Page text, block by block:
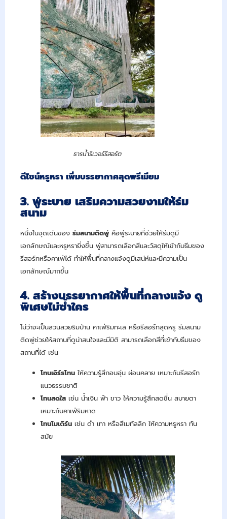
ธารน้ำริเวอร์รีสอร์ต
ดีไซน์หรูหรา เพิ่มบรรยากาศสุดพรีเมียม
3. พู่ระบาย เสริมความสวยงามให้ร่ม
สนาม
หนึ่งในจุดเด่นของร่มสนามติดพู่ คือพู่ระบายที่ช่วยให้ร่มดูมี
เอกลักษณ์และหรูหรายิ่งขึ้น พู่สามารถเลือกสีและวัสดุให้เข้ากับธีมของ
รีสอร์ทหรือคาเฟ่ได้ ทำให้พื้นที่กลางแจ้งดูมีเสน่ห์และมีความเป็น
เอกลักษณ์มากขึ้น
4. สร้างบรรยากาศให้พื้นที่กลางแจ้ง ดู
พิเศษไม่ซ้ำใคร
ไม่ว่าจะเป็นสวนสวยริมบ้าน คาเฟ่ริมทะเล หรือรีสอร์ทสุดหรู ร่มสนาม
ติดพู่ช่วยให้สถานที่ดูน่าสนใจและมีมิติ สามารถเลือกสีที่เข้ากับธีมของ
สถานที่ได้ เช่น
โทนเอิร์ธโทน ให้ความรู้สึกอบอุ่น ผ่อนคลาย เหมาะกับรีสอร์ท
แนวธรรมชาติ
โทนสดใส เช่น น้ำเงิน ฟ้า ขาว ให้ความรู้สึกสดชื่น สบายตา
เหมาะกับคาเฟ่ริมหาด
โทนโมเดิร์น เช่น ดำ เทา หรือสีเมทัลลิก ให้ความหรูหรา ทัน
สมัย